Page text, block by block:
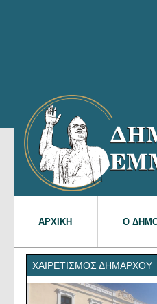
ΑΡΧΙΚΉ Ο
ΧΑΙΡΕΤΙΣΜΌΣ ΔΗΜΆΡΧΟΥ